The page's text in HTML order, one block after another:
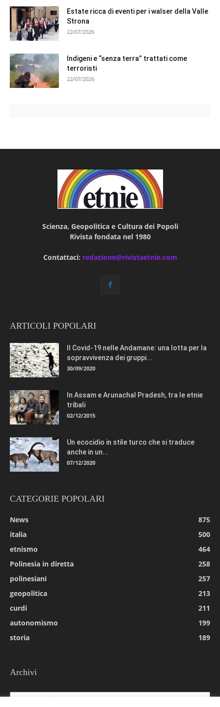
Estate ricca di eventi per i walser della Valle
Strona
22/07/2026
Indigeni e “senza terra” trattati come
terroristi
22/07/2026
Scienza, Geopolitica e Cultura dei Popoli
Rivista fondata nel 1980
Contattaci: redazione@rivistaetnie.com
ARTICOLI POPOLARI
Il Covid-19 nelle Andamane: una lotta per la
sopravvivenza dei gruppi...
30/09/2020
In Assam e Arunachal Pradesh, tra le etnie
tribali
02/12/2015
Un ecocidio in stile turco che si traduce
anche in un...
07/12/2020
CATEGORIE POPOLARI
News
875
italia
500
etnismo
464
Polinesia in diretta
258
polinesiani
257
geopolitica
213
curdi
211
autonomismo
199
storia
189
Archivi
Archivi